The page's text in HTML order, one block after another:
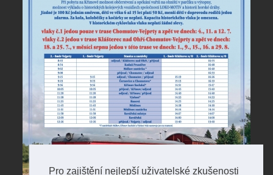
Pro zajištění nejlepší uživatelské zkušenosti